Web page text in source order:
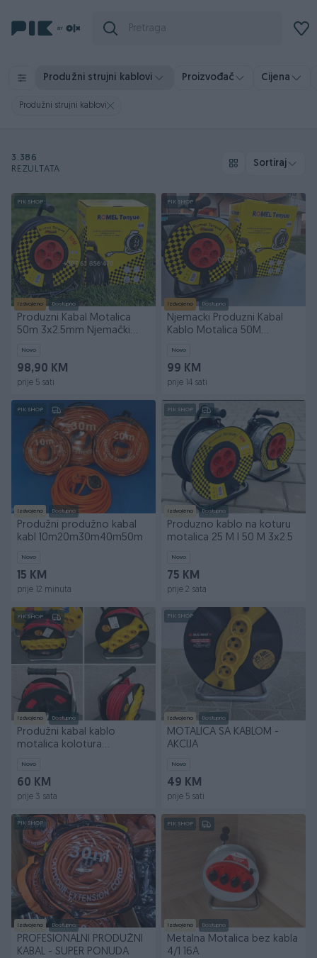
Produžni strujni kablovi Proizvođač Cijena
Produžni strujni kablovi
3.386
REZULTATA
Sortiraj
PIK SHOP
Izdvojeno Dostupno
Produzni Kabal Motalica
50m 3x2.5mm Njemački
Novo
98,90 KM
prije 5 sati
PIK SHOP
Izdvojeno Dostupno
Njemacki Produzni Kabal
Kablo Motalica 50M
Novo
99 KM
prije 14 sati
PIK SHOP
Izdvojeno Dostupno
Produžni produžno kabal
kabl 10m20m30m40m50m
Novo
15 KM
prije 12 minuta
PIK SHOP
Izdvojeno Dostupno
Produzno kablo na koturu
motalica 25 M I 50 M 3x2.5
Novo
75 KM
prije 2 sata
PIK SHOP
Izdvojeno Dostupno
Produžni kabal kablo
motalica kolotura
Novo
60 KM
prije 3 sata
PIK SHOP
Izdvojeno Dostupno
MOTALICA SA KABLOM -
AKCIJA
Novo
49 KM
prije 5 sati
PIK SHOP
Izdvojeno Dostupno
PROFESIONALNI PRODUŽNI
KABAL - SUPER PONUDA
PIK SHOP
Izdvojeno Dostupno
Metalna Motalica bez kabla
4/1 16A